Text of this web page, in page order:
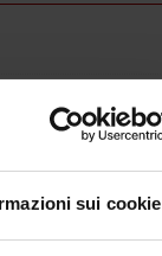
sui cookie